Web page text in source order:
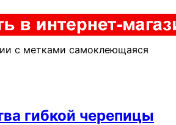
с метками самоклеющаяся
гибкой черепицы